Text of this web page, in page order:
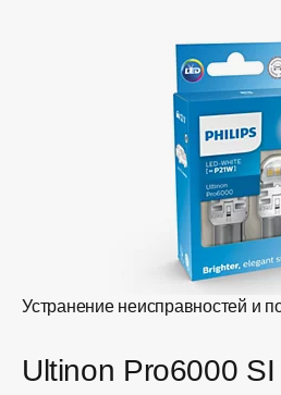
Устранение неисправностей и
Ultinon Pro6000 SI